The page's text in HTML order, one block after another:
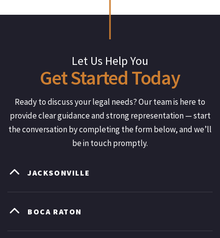
Let Us Help You
GetStarted Today
Ready to discuss your legal needs? Our team is here to
provide clear guidance and strong representation — start
the conversation by completing the form below, and we’ll
be in touch promptly.
JACKSONVILLE
BOCA RATON